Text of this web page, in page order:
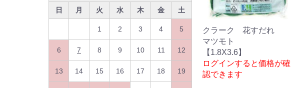
日 月 火 水 木 金 土
1 2 3 4 5
6 7 8 9 10 11 12
13 14 15 16 17 18 19
クラーク 花すだれ
マツモト
【1.8X3.6】
ログインすると価格が確
認できます